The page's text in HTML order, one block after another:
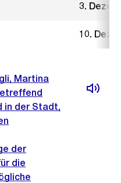
3.
10.
Martina
in der Stadt,
der
die